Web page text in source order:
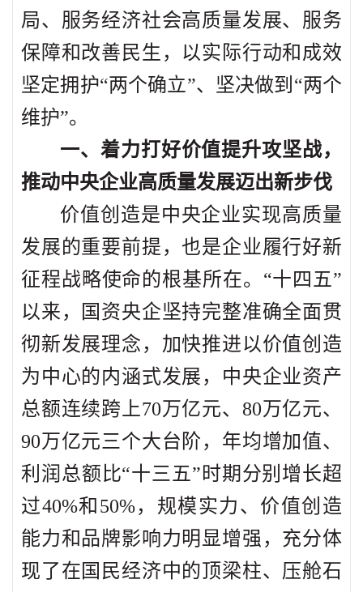
局、服务经济社会高质量发展、服务
保障和改善民生，以实际行动和成效
坚定拥护“两个确立”、坚决做到“两个
维护”。
一、着力打好价值提升攻坚战，
推动中央企业高质量发展迈出新步伐
价值创造是中央企业实现高质量
发展的重要前提，也是企业履行好新
征程战略使命的根基所在。“十四五”
以来，国资央企坚持完整准确全面贯
彻新发展理念，加快推进以价值创造
为中心的内涵式发展，中央企业资产
总额连续跨上70万亿元、80万亿元、
90万亿元三个大台阶，年均增加值、
利润总额比“十三五”时期分别增长超
过40%和50%，规模实力、价值创造
能力和品牌影响力明显增强，充分体
现了在国民经济中的顶梁柱、压舱石